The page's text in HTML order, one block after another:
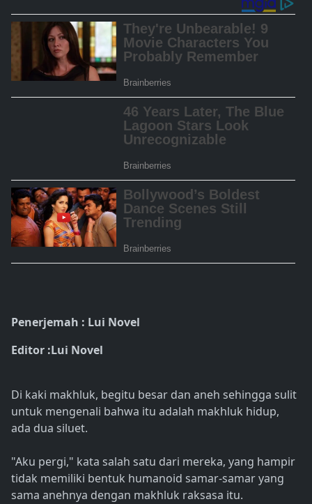
Penerjemah : Lui Novel
Editor :Lui Novel
Di kaki makhluk, begitu besar dan aneh sehingga sulit
untuk mengenali bahwa itu adalah makhluk hidup,
ada dua siluet.
"Aku pergi," kata salah satu dari mereka, yang hampir
tidak memiliki bentuk humanoid samar-samar yang
sama anehnya dengan makhluk raksasa itu.